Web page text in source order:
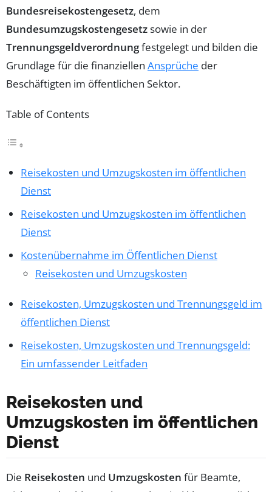
Bundesreisekostengesetz, dem
Bundesumzugskostengesetzsowie in der
Trennungsgeldverordnungfestgelegt und bilden die
Grundlage für die finanziellen Ansprüche der
Beschäftigten im öffentlichen Sektor.
Table of Contents
Reisekosten und Umzugskosten im öffentlichen
Dienst
Reisekosten und Umzugskosten im öffentlichen
Dienst
Kostenübernahme im Öffentlichen Dienst
Reisekosten und Umzugskosten
Reisekosten, Umzugskosten und Trennungsgeld im
öffentlichen Dienst
Reisekosten, Umzugskosten und Trennungsgeld:
Ein umfassender Leitfaden
Reisekosten und
Umzugskosten im öffentlichen
Dienst
Die Reisekosten und Umzugskosten für Beamte,